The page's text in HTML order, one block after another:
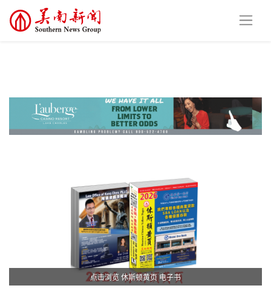
点击浏览 休斯顿黄页 电子书